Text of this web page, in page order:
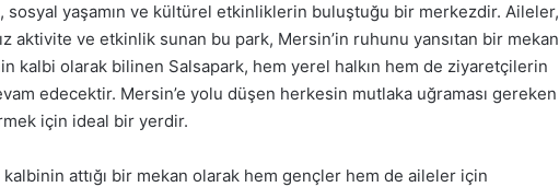
sosyal yaşamın ve kültürel etkinliklerin buluştuğu bir merkezdir. Aileler,
aktivite ve etkinlik sunan bu park, Mersin’in ruhunu yansıtan bir mekan
kalbi olarak bilinen Salsapark, hem yerel halkın hem de ziyaretçilerin
edecektir. Mersin’e yolu düşen herkesin mutlaka uğraması gereken
için ideal bir yerdir.
attığı bir mekan olarak hem gençler hem de aileler için